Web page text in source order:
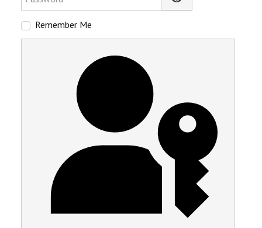
Show Password
Remember Me